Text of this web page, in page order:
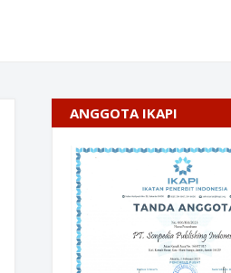
ANGGOTA IKAPI